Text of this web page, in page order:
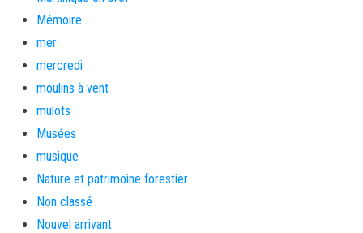
Mémoire
mer
mercredi
moulins à vent
mulots
Musées
musique
Nature et patrimoine forestier
Non classé
Nouvel arrivant